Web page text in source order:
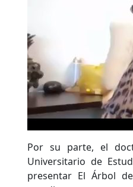
Por su parte, el
Universitario de
presentar El Árbol